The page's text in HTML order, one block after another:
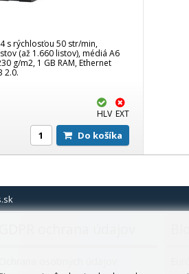
s rýchlosťou 50 str/min,
(až 1.660 listov), médiá A6
g/m2, 1 GB RAM, Ethernet
2.0.
HLV EXT
Do košíka